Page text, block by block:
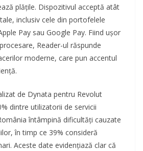
plățile. Dispozitivul acceptă atât
inclusiv cele din portofelele
Pay sau Google Pay. Fiind ușor
Reader-ul răspunde
moderne, care pun accentul
de Dynata pentru Revolut
dintre utilizatorii de servicii
întâmpină dificultăți cauzate
în timp ce 39% consideră
Aceste date evidențiază clar că